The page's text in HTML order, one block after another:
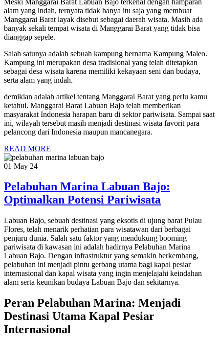
alam yang indah, ternyata tidak hanya itu saja yang membuat
Manggarai Barat layak disebut sebagai daerah wisata. Masih ada
banyak sekali tempat wisata di Manggarai Barat yang tidak bisa
dianggap sepele.
Salah satunya adalah sebuah kampung bernama Kampung Maleo.
Kampung ini merupakan desa tradisional yang telah ditetapkan
sebagai desa wisata karena memiliki kekayaan seni dan budaya,
serta alam yang indah.
demikian adalah artikel tentang Manggarai Barat yang perlu kamu
ketahui. Manggarai Barat Labuan Bajo telah memberikan
masyarakat Indonesia harapan baru di sektor pariwisata. Sampai saat
ini, wilayah tersebut masih menjadi destinasi wisata favorit para
pelancong dari Indonesia maupun mancanegara.
READ MORE
01 May 24
Pelabuhan Marina Labuan Bajo:
Optimalkan Potensi Pariwisata
Labuan Bajo, sebuah destinasi yang eksotis di ujung barat Pulau
Flores, telah menarik perhatian para wisatawan dari berbagai
penjuru dunia. Salah satu faktor yang mendukung booming
pariwisata di kawasan ini adalah hadirnya Pelabuhan Marina
Labuan Bajo. Dengan infrastruktur yang semakin berkembang,
pelabuhan ini menjadi pintu gerbang utama bagi kapal pesiar
internasional dan kapal wisata yang ingin menjelajahi keindahan
alam serta keunikan budaya Labuan Bajo dan sekitarnya.
Peran Pelabuhan Marina: Menjadi
Destinasi Utama Kapal Pesiar
Internasional